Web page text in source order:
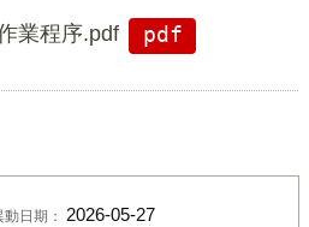
業程序.pdf
pdf
日期： 2026-05-27